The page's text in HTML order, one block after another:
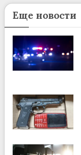
Еще новости